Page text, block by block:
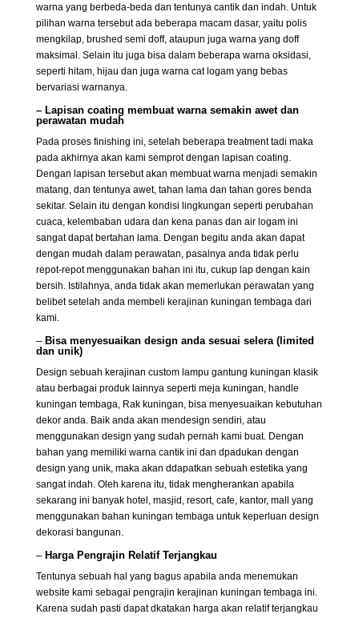
warna yang berbeda-beda dan tentunya cantik dan indah. Untuk
pilihan warna tersebut ada beberapa macam dasar, yaitu polis
mengkilap, brushed semi doff, ataupun juga warna yang doff
maksimal. Selain itu juga bisa dalam beberapa warna oksidasi,
seperti hitam, hijau dan juga warna cat logam yang bebas
bervariasi warnanya.
– Lapisan coating membuat warna semakin awet dan
perawatan mudah
Pada proses finishing ini, setelah beberapa treatment tadi maka
pada akhirnya akan kami semprot dengan lapisan coating.
Dengan lapisan tersebut akan membuat warna menjadi semakin
matang, dan tentunya awet, tahan lama dan tahan gores benda
sekitar. Selain itu dengan kondisi lingkungan seperti perubahan
cuaca, kelembaban udara dan kena panas dan air logam ini
sangat dapat bertahan lama. Dengan begitu anda akan dapat
dengan mudah dalam perawatan, pasalnya anda tidak perlu
repot-repot menggunakan bahan ini itu, cukup lap dengan kain
bersih. Istilahnya, anda tidak akan memerlukan perawatan yang
belibet setelah anda membeli kerajinan kuningan tembaga dari
kami.
– Bisa menyesuaikan design anda sesuai selera (limited
dan unik)
Design sebuah kerajinan custom lampu gantung kuningan klasik
atau berbagai produk lainnya seperti meja kuningan, handle
kuningan tembaga, Rak kuningan, bisa menyesuaikan kebutuhan
dekor anda. Baik anda akan mendesign sendiri, atau
menggunakan design yang sudah pernah kami buat. Dengan
bahan yang memiliki warna cantik ini dan dpadukan dengan
design yang unik, maka akan ddapatkan sebuah estetika yang
sangat indah. Oleh karena itu, tidak mengherankan apabila
sekarang ini banyak hotel, masjid, resort, cafe, kantor, mall yang
menggunakan bahan kuningan tembaga untuk keperluan design
dekorasi bangunan.
– Harga Pengrajin Relatif Terjangkau
Tentunya sebuah hal yang bagus apabila anda menemukan
website kami sebagai pengrajin kerajinan kuningan tembaga ini.
Karena sudah pasti dapat dkatakan harga akan relatif terjangkau